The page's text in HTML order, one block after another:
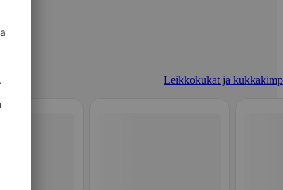
Leikkokukat ja